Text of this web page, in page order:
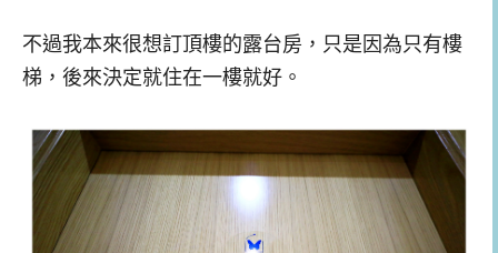
不過我本來很想訂頂樓的露台房，只是因為只有樓
梯，後來決定就住在一樓就好。